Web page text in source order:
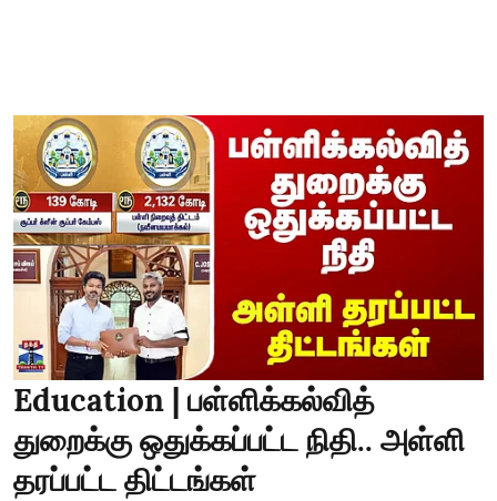
Education | பள்ளிக்கல்வித்
துறைக்கு ஒதுக்கப்பட்ட நிதி.. அள்ளி
தரப்பட்ட திட்டங்கள்